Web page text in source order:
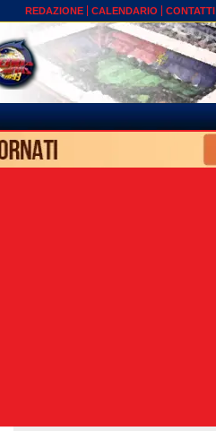
REDAZIONE CALENDARIO CONTATTI